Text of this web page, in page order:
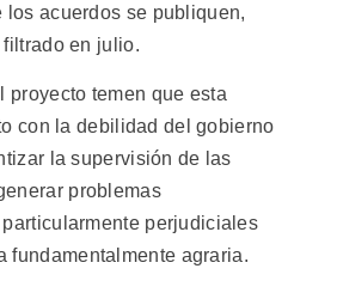
los acuerdos se publiquen,
filtrado en julio.
proyecto temen que esta
con la debilidad del gobierno
la supervisión de las
problemas
perjudiciales
fundamentalmente agraria.